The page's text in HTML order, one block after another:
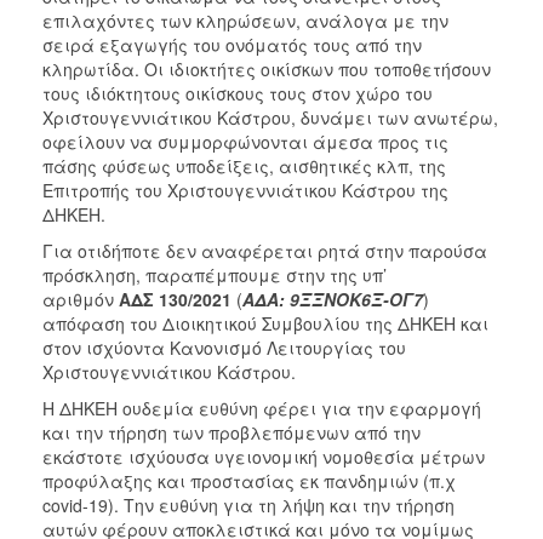
επιλαχόντες των κληρώσεων, ανάλογα με την
σειρά εξαγωγής του ονόματός τους από την
κληρωτίδα. Οι ιδιοκτήτες οικίσκων που τοποθετήσουν
τους ιδιόκτητους οικίσκους τους στον χώρο του
Χριστουγεννιάτικου Κάστρου, δυνάμει των ανωτέρω,
οφείλουν να συμμορφώνονται άμεσα προς τις
πάσης φύσεως υποδείξεις, αισθητικές κλπ, της
Επιτροπής του Χριστουγεννιάτικου Κάστρου της
ΔΗΚΕΗ.
Για οτιδήποτε δεν αναφέρεται ρητά στην παρούσα
πρόσκληση, παραπέμπουμε στην της υπ’
αριθμόν ΑΔΣ 130/2021 (ΑΔΑ: 9ΞΞΝΟΚ6Ξ-ΟΓ7)
απόφαση του Διοικητικού Συμβουλίου της ΔΗΚΕΗ και
στον ισχύοντα Κανονισμό Λειτουργίας του
Χριστουγεννιάτικου Κάστρου.
Η ΔΗΚΕΗ ουδεμία ευθύνη φέρει για την εφαρμογή
και την τήρηση των προβλεπόμενων από την
εκάστοτε ισχύουσα υγειονομική νομοθεσία μέτρων
προφύλαξης και προστασίας εκ πανδημιών (π.χ
covid-19). Την ευθύνη για τη λήψη και την τήρηση
αυτών φέρουν αποκλειστικά και μόνο τα νομίμως